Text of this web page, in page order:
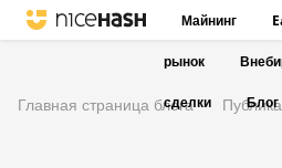
Майнинг
рынок
сделки Блог
Главная страница блога